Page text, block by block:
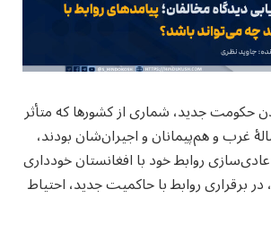
حکومت جدید، شماری از کشورها که متأثر
غرب و هم‌پیمانان و اجیران‌شان بودند،
روابط خود با افغانستان خودداری
برقراری روابط با حاکمیت جدید، احتیاط